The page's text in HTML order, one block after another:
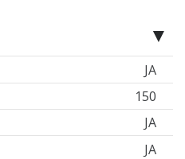
JA
150
JA
JA